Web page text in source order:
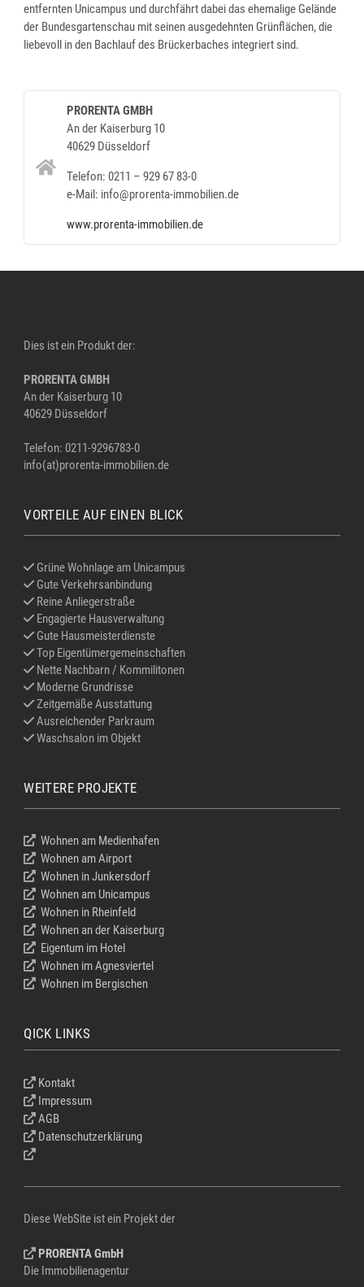
entfernten Unicampus und durchfährt dabei das ehemalige Gelände
der Bundesgartenschau mit seinen ausgedehnten Grünflächen, die
liebevoll in den Bachlauf des Brückerbaches integriert sind.
PRORENTA GMBH
An der Kaiserburg 10
40629 Düsseldorf
Telefon: 0211 – 929 67 83-0
e-Mail: info@prorenta-immobilien.de
www.prorenta-immobilien.de
Dies ist ein Produkt der:
PRORENTA GMBH
An der Kaiserburg 10
40629 Düsseldorf
Telefon: 0211-9296783-0
info(at)prorenta-immobilien.de
VORTEILE AUF EINEN BLICK
Grüne Wohnlage am Unicampus
Gute Verkehrsanbindung
Reine Anliegerstraße
Engagierte Hausverwaltung
Gute Hausmeisterdienste
Top Eigentümergemeinschaften
Nette Nachbarn / Kommilitonen
Moderne Grundrisse
Zeitgemäße Ausstattung
Ausreichender Parkraum
Waschsalon im Objekt
WEITERE PROJEKTE
Wohnen am Medienhafen
Wohnen am Airport
Wohnen in Junkersdorf
Wohnen am Unicampus
Wohnen in Rheinfeld
Wohnen an der Kaiserburg
Eigentum im Hotel
Wohnen im Agnesviertel
Wohnen im Bergischen
QICK LINKS
Kontakt
Impressum
AGB
Datenschutzerklärung
Diese WebSite ist ein Projekt der
PRORENTA GmbH
Die Immobilienagentur